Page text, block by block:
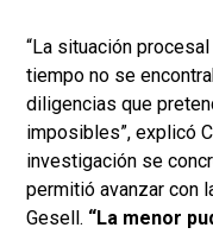
“La situación
tiempo no se
diligencias que
imposibles”, explicó
investigación se
permitió avanzar con
Gesell. “La menor